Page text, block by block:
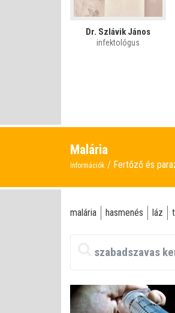
Dr. Szlávik János
infektológus
Malária
Információk Fertőző és
malária hasmenés láz